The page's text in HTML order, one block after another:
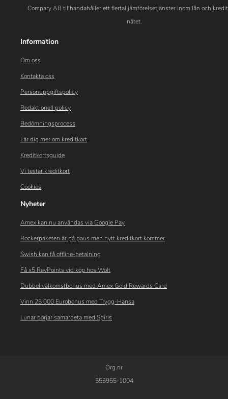
Compary AB tillhandahåller ett flertal jämförelsetjänster inom lån och
nätet.
Information
Om oss
Kontakta oss
Personuppgiftspolicy
Redaktionell policy
Bedömningsprocess
Lär dig mer om kreditkort
Kreditkortsguide
Vi testar kreditkort
Cookies
Nyheter
Amex kan nu användas via Google Pay
Rockerpaketen är på paus men nytt kreditkort kommer
Swish kan få offline-betalning
Få x5 RevPoints vid köp hos Wolt
Dubbel välkomstbonus med Amex Gold Rewards Card
Vinn 25 000 Eurobonus med Trygg-Hansa
Lunar börjar samarbeta med Spiris
Org.nr
556955-1004